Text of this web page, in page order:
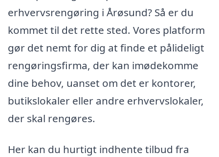
erhvervsrengøring i Årøsund? Så er du
kommet til det rette sted. Vores platform
gør det nemt for dig at finde et pålideligt
rengøringsfirma, der kan imødekomme
dine behov, uanset om det er kontorer,
butikslokaler eller andre erhvervslokaler,
der skal rengøres.
Her kan du hurtigt indhente tilbud fra